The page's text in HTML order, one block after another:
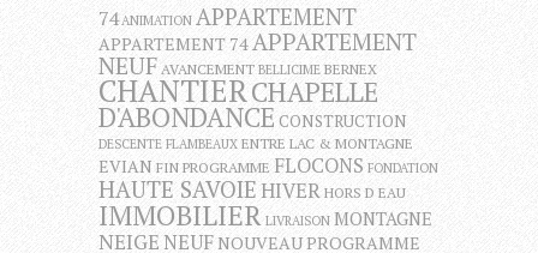
74 ANIMATION APPARTEMENT
APPARTEMENT 74APPARTEMENT
NEUF AVANCEMENT BELLICIME BERNEX
CHANTIERCHAPELLE
D'ABONDANCE CONSTRUCTION
DESCENTE FLAMBEAUX ENTRE LAC & MONTAGNE
EVIAN FIN PROGRAMME FLOCONS FONDATION
HAUTE SAVOIE HIVER HORS D EAU
IMMOBILIER LIVRAISON MONTAGNE
NEIGE NEUF NOUVEAU PROGRAMME